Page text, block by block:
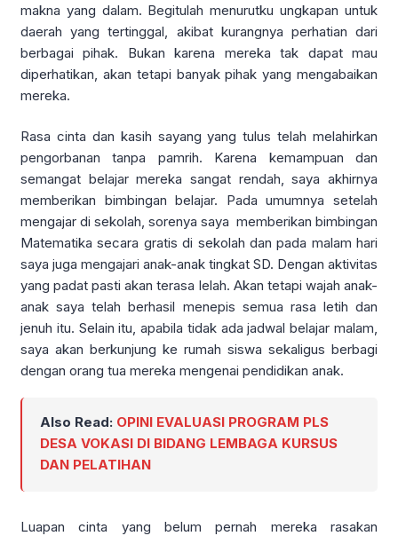
makna yang dalam. Begitulah menurutku ungkapan untuk
daerah yang tertinggal, akibat kurangnya perhatian dari
berbagai pihak. Bukan karena mereka tak dapat mau
diperhatikan, akan tetapi banyak pihak yang mengabaikan
mereka.
Rasa cinta dan kasih sayang yang tulus telah melahirkan
pengorbanan tanpa pamrih. Karena kemampuan dan
semangat belajar mereka sangat rendah, saya akhirnya
memberikan bimbingan belajar. Pada umumnya setelah
mengajar di sekolah, sorenya saya memberikan bimbingan
Matematika secara gratis di sekolah dan pada malam hari
saya juga mengajari anak-anak tingkat SD. Dengan aktivitas
yang padat pasti akan terasa lelah. Akan tetapi wajah anak-
anak saya telah berhasil menepis semua rasa letih dan
jenuh itu. Selain itu, apabila tidak ada jadwal belajar malam,
saya akan berkunjung ke rumah siswa sekaligus berbagi
dengan orang tua mereka mengenai pendidikan anak.
Also Read: OPINI EVALUASI PROGRAM PLS
DESA VOKASI DI BIDANG LEMBAGA KURSUS
DAN PELATIHAN
Luapan cinta yang belum pernah mereka rasakan